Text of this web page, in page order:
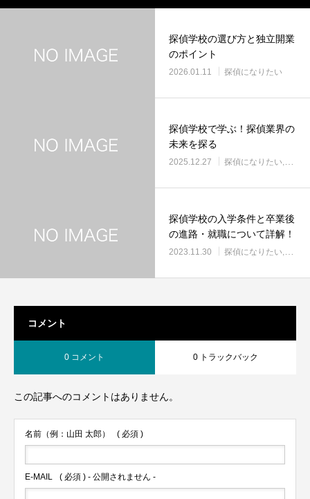
探偵学校の選び方と独立開業
のポイント
2026.01.11 探偵になりたい
探偵学校で学ぶ！探偵業界の
未来を探る
2025.12.27 探偵になりたい
探偵学校の入学条件と卒業後
の進路・就職について詳解！
2023.11.30 探偵になりたい
コメント
0 コメント 0 トラックバック
この記事へのコメントはありません。
名前（例：山田 太郎） ( 必須 )
E-MAIL ( 必須 ) - 公開されません -